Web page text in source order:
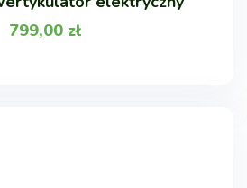
799,00 zł